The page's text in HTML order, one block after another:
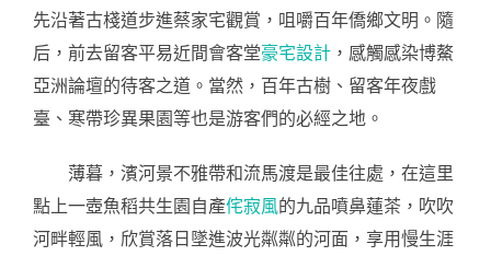
先沿著古棧道步進蔡家宅觀賞，咀嚼百年僑鄉文明。隨
后，前去留客平易近間會客堂豪宅設計 ，感觸感染博鰲
亞洲論壇的待客之道。當然，百年古樹、留客年夜戲
臺、寒帶珍異果園等也是游客們的必經之地。
薄暮，濱河景不雅帶和流馬渡是最佳往處，在這里
點上一壺魚稻共生園自產侘寂風的九品噴鼻蓮茶，吹吹
河畔輕風，欣賞落日墜進波光粼粼的河面，享用慢生涯